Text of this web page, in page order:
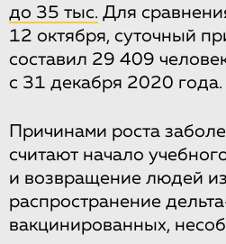
до 35 тыс. Для
12 октября, суточный
составил 29 409
с 31 декабря 2020 года.
Причинами роста
считают начало
и возвращение людей из
распространение
вакцинированных,